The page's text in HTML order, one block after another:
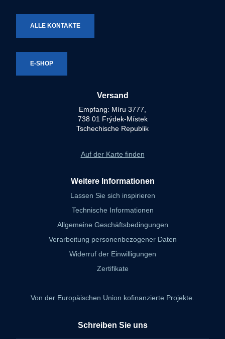
ALLE KONTAKTE
E-SHOP
Versand
Empfang: Míru 3777,
738 01 Frýdek-Místek
Tschechische Republik
Auf der Karte finden
Weitere Informationen
Lassen Sie sich inspirieren
Technische Informationen
Allgemeine Geschäftsbedingungen
Verarbeitung personenbezogener Daten
Widerruf der Einwilligungen
Zertifikate
Von der Europäischen Union kofinanzierte Projekte.
Schreiben Sie uns